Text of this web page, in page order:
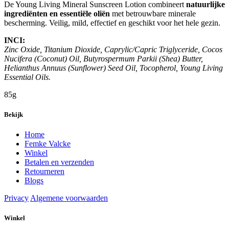
De Young Living Mineral Sunscreen Lotion combineert natuurlijke
ingrediënten en essentiële oliën met betrouwbare minerale
bescherming. Veilig, mild, effectief en geschikt voor het hele gezin.
INCI:
Zinc Oxide, Titanium Dioxide, Caprylic/Capric Triglyceride, Cocos
Nucifera (Coconut) Oil, Butyrospermum Parkii (Shea) Butter,
Helianthus Annuus (Sunflower) Seed Oil, Tocopherol, Young Living
Essential Oils.
85g
Bekijk
Home
Femke Valcke
Winkel
Betalen en verzenden
Retourneren
Blogs
Privacy Algemene voorwaarden
Winkel